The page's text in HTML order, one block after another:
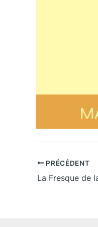
PRÉCÉDENT
La Fresque de